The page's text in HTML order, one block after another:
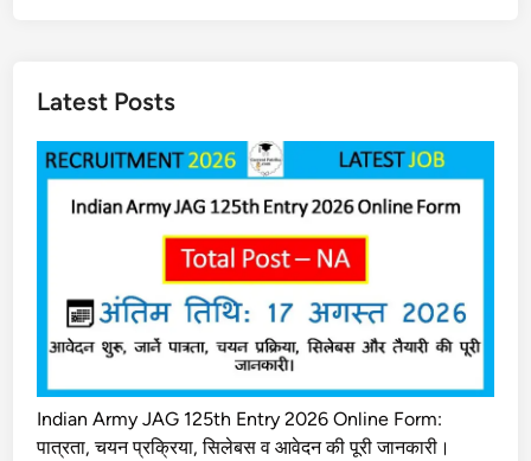
Latest Posts
Indian Army JAG 125th Entry 2026 Online Form:
पात्रता, चयन प्रक्रिया, सिलेबस व आवेदन की पूरी जानकारी।